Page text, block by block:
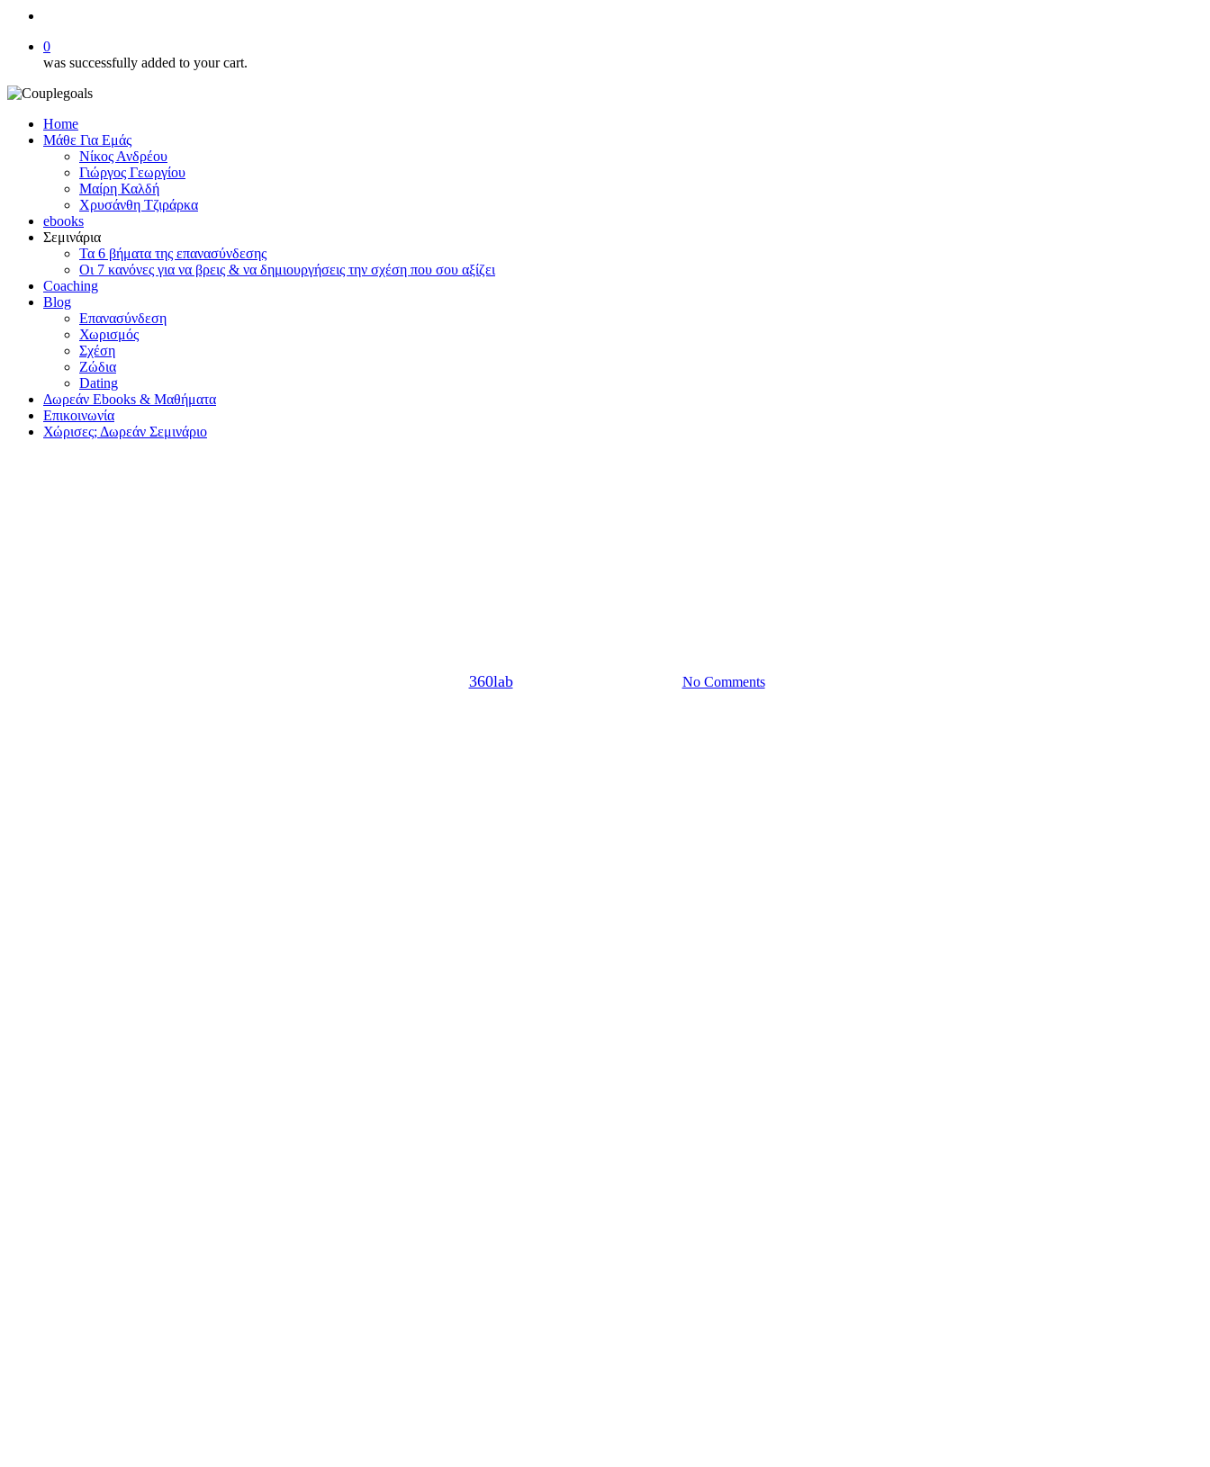
0
was successfully added to your cart.
Home
Μάθε Για Εμάς
Νίκος Ανδρέου
Γιώργος Γεωργίου
Μαίρη Καλδή
Χρυσάνθη Τζιράρκα
ebooks
Σεμινάρια
Τα 6 βήματα της επανασύνδεσης
Οι 7 κανόνες για να βρεις & να δημιουργήσεις την σχέση που σου αξίζει
Coaching
Blog
Επανασύνδεση
Χωρισμός
Σχέση
Ζώδια
Dating
Δωρεάν Ebooks & Μαθήματα
Επικοινωνία
Χώρισες; Δωρεάν Σεμινάριο
360lab27/10/2016 No Comments